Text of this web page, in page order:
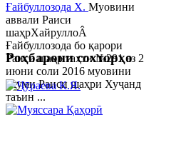
Ғайбуллозода Х. Муовини
аввали Раиси
шаҳрХайруллоÂ
Ғайбуллозода бо қарори
Раиси шаҳр таҳти №281 аз 2
июни соли 2016 муовини
якуми Раиси шаҳри Хуҷанд
таъин ...
Роҳбарони сохторҳо